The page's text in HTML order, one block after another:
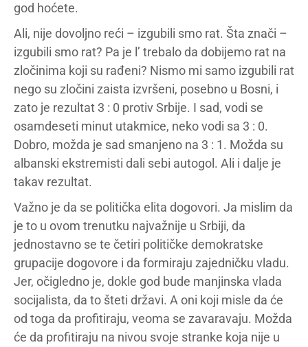
god hoćete.
Ali, nije dovoljno reći – izgubili smo rat. Šta znači –
izgubili smo rat? Pa je l’ trebalo da dobijemo rat na
zločinima koji su rađeni? Nismo mi samo izgubili rat
nego su zločini zaista izvršeni, posebno u Bosni, i
zato je rezultat 3 : 0 protiv Srbije. I sad, vodi se
osamdeseti minut utakmice, neko vodi sa 3 : 0.
Dobro, možda je sad smanjeno na 3 : 1. Možda su
albanski ekstremisti dali sebi autogol. Ali i dalje je
takav rezultat.
Važno je da se politička elita dogovori. Ja mislim da
je to u ovom trenutku najvažnije u Srbiji, da
jednostavno se te četiri političke demokratske
grupacije dogovore i da formiraju zajedničku vladu.
Jer, očigledno je, dokle god bude manjinska vlada
socijalista, da to šteti državi. A oni koji misle da će
od toga da profitiraju, veoma se zavaravaju. Možda
će da profitiraju na nivou svoje stranke koja nije u